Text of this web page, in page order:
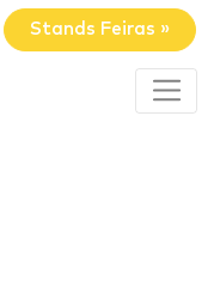
Stands Feiras »